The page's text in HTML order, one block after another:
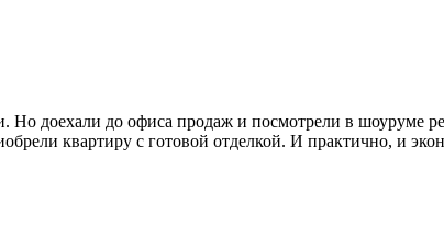
Но доехали до офиса продаж и посмотрели в шоуруме
квартиру с готовой отделкой. И практично, и